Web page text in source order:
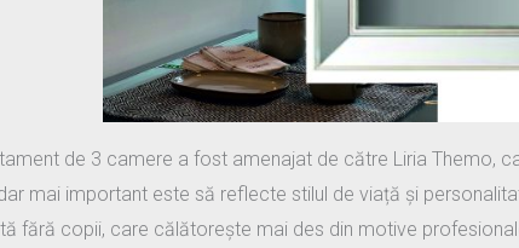
de 3 camere a fost amenajat de către Liria Themo,
mai important este să reflecte stilul de viață și
fără copii, care călătorește mai des din motive